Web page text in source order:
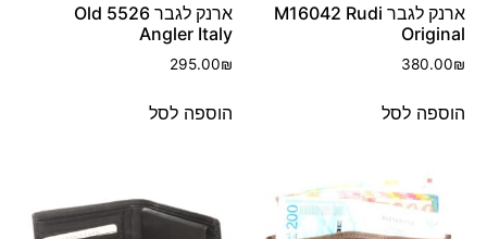
ארנק לגבר M16042 Rudi
Original
380.00₪
הוספה לסל
ארנק לגבר 5526 Old
Angler Italy
295.00₪
הוספה לסל